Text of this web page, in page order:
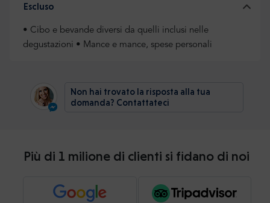
Escluso
• Cibo e bevande diversi da quelli inclusi nelle
degustazioni • Mance e mance, spese personali
Non hai trovato la risposta alla tua
domanda? Contattateci
Più di 1 milione di clienti si fidano di noi